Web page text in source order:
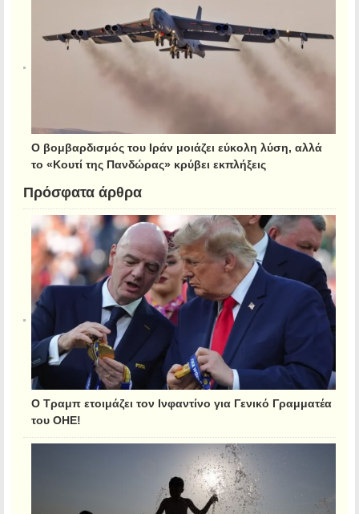
Ο βομβαρδισμός του Ιράν μοιάζει εύκολη λύση, αλλά
το «Κουτί της Πανδώρας» κρύβει εκπλήξεις
Πρόσφατα άρθρα
Ο Τραμπ ετοιμάζει τον Ινφαντίνο για Γενικό Γραμματέα
του ΟΗΕ!